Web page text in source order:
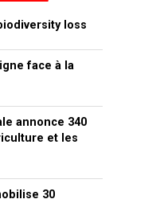
loss
face à la
annonce 340
et les
30